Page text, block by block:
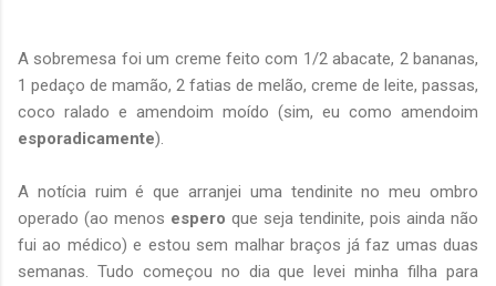
A sobremesa foi um creme feito com 1/2 abacate, 2 bananas,
1 pedaço de mamão, 2 fatias de melão, creme de leite, passas,
coco ralado e amendoim moído (sim, eu como amendoim
esporadicamente).
A notícia ruim é que arranjei uma tendinite no meu ombro
operado (ao menos espero que seja tendinite, pois ainda não
fui ao médico) e estou sem malhar braços já faz umas duas
semanas. Tudo começou no dia que levei minha filha para